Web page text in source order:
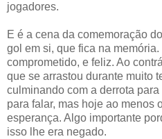
jogadores.
E é a cena da comemoração
gol em si, que fica na
comprometido, e feliz. Ao
que se arrastou durante muito
culminando com a derrota
para falar, mas hoje ao menos
esperança. Algo importante
isso lhe era negado.